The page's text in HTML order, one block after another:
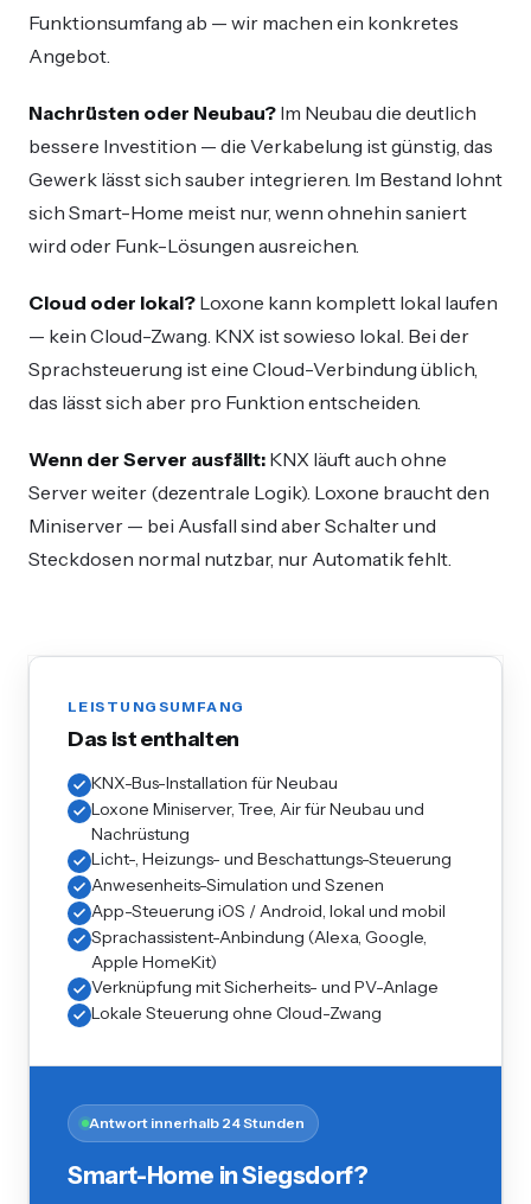
Funktionsumfang ab — wir machen ein konkretes
Angebot.
Nachrüsten oder Neubau? Im Neubau die deutlich
bessere Investition — die Verkabelung ist günstig, das
Gewerk lässt sich sauber integrieren. Im Bestand lohnt
sich Smart-Home meist nur, wenn ohnehin saniert
wird oder Funk-Lösungen ausreichen.
Cloud oder lokal? Loxone kann komplett lokal laufen
— kein Cloud-Zwang. KNX ist sowieso lokal. Bei der
Sprachsteuerung ist eine Cloud-Verbindung üblich,
das lässt sich aber pro Funktion entscheiden.
Wenn der Server ausfällt: KNX läuft auch ohne
Server weiter (dezentrale Logik). Loxone braucht den
Miniserver — bei Ausfall sind aber Schalter und
Steckdosen normal nutzbar, nur Automatik fehlt.
LEISTUNGSUMFANG
Das ist enthalten
KNX-Bus-Installation für Neubau
Loxone Miniserver, Tree, Air für Neubau und
Nachrüstung
Licht-, Heizungs- und Beschattungs-Steuerung
Anwesenheits-Simulation und Szenen
App-Steuerung iOS / Android, lokal und mobil
Sprachassistent-Anbindung (Alexa, Google,
Apple HomeKit)
Verknüpfung mit Sicherheits- und PV-Anlage
Lokale Steuerung ohne Cloud-Zwang
Antwort innerhalb 24 Stunden
Smart-Home in Siegsdorf?